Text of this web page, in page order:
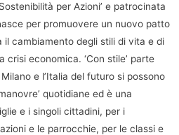
Sostenibilità per Azioni’ e patrocinata
per promuovere un nuovo patto
cambiamento degli stili di vita e di
crisi economica. ‘Con stile’ parte
e l’Italia del futuro si possono
quotidiane ed è una
e i singoli cittadini, per i
e le parrocchie, per le classi e